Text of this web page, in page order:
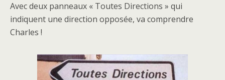
Avec deux panneaux « Toutes Directions » qui
indiquent une direction opposée, va comprendre
Charles !